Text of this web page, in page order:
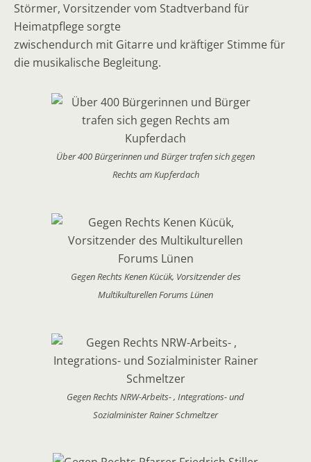
Störmer, Vorsitzender vom Stadtverband für
Heimatpflege sorgte
zwischendurch mit Gitarre und kräftiger Stimme für
die musikalische Begleitung.
Über 400 Bürgerinnen und Bürger trafen sich gegen
Rechts am Kupferdach
Gegen Rechts Kenen Kücük, Vorsitzender des
Multikulturellen Forums Lünen
Gegen Rechts NRW-Arbeits- , Integrations- und
Sozialminister Rainer Schmeltzer